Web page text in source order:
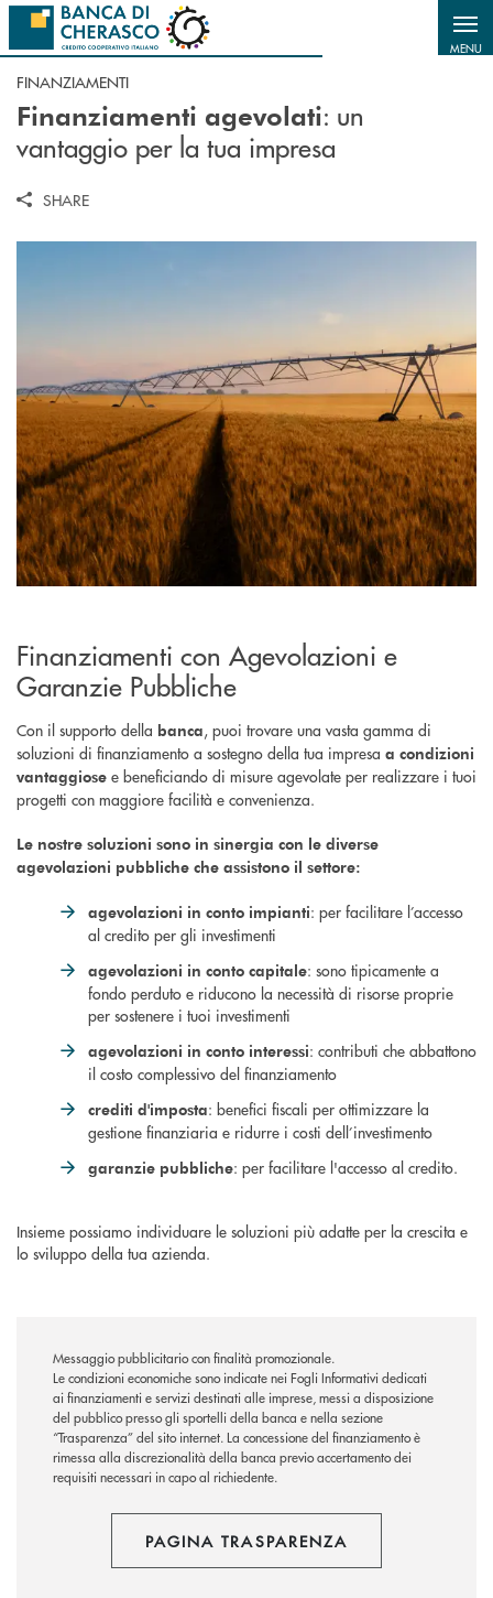
Salta al contenuto principale
MENU
FINANZIAMENTI
Finanziamenti agevolati: un
vantaggio per la tua impresa
SHARE
Finanziamenti con Agevolazioni e
Garanzie Pubbliche
Con il supporto della banca, puoi trovare una vasta gamma di
soluzioni di finanziamento a sostegno della tua impresa a condizioni
vantaggiose e beneficiando di misure agevolate per realizzare i tuoi
progetti con maggiore facilità e convenienza.
Le nostre soluzioni sono in sinergia con le diverse
agevolazioni pubbliche che assistono il settore:
agevolazioni in conto impianti: per facilitare l’accesso
al credito per gli investimenti
agevolazioni in conto capitale: sono tipicamente a
fondo perduto e riducono la necessità di risorse proprie
per sostenere i tuoi investimenti
agevolazioni in conto interessi: contributi che abbattono
il costo complessivo del finanziamento
crediti d'imposta: benefici fiscali per ottimizzare la
gestione finanziaria e ridurre i costi dell’investimento
garanzie pubbliche: per facilitare l'accesso al credito.
Insieme possiamo individuare le soluzioni più adatte per la crescita e
lo sviluppo della tua azienda.
Messaggio pubblicitario con finalità promozionale.
Le condizioni economiche sono indicate nei Fogli Informativi dedicati
ai finanziamenti e servizi destinati alle imprese, messi a disposizione
del pubblico presso gli sportelli della banca e nella sezione
“Trasparenza” del sito internet. La concessione del finanziamento è
rimessa alla discrezionalità della banca previo accertamento dei
requisiti necessari in capo al richiedente.
PAGINA TRASPARENZA